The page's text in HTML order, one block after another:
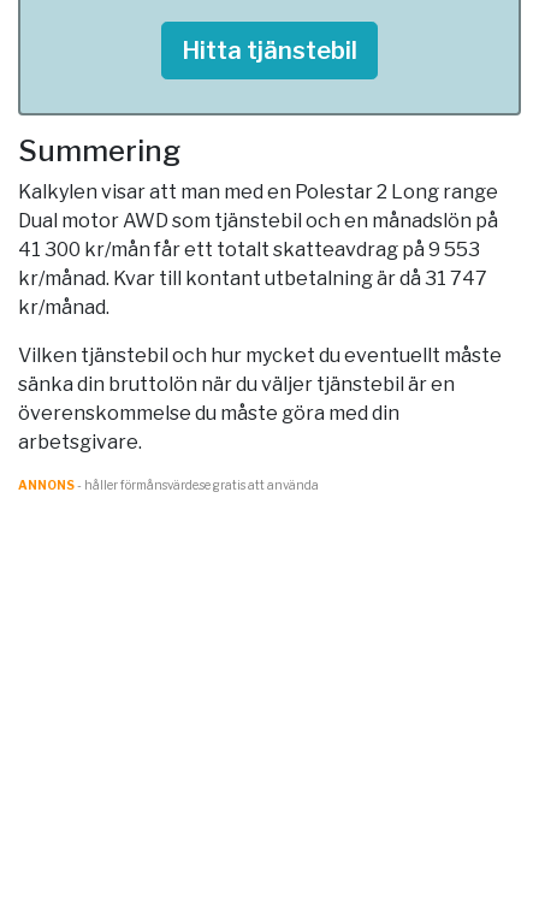
Hitta tjänstebil
Summering
Kalkylen visar att man med en Polestar 2 Long range
Dual motor AWD som tjänstebil och en månadslön på
41 300 kr/mån får ett totalt skatteavdrag på 9 553
kr/månad. Kvar till kontant utbetalning är då 31 747
kr/månad.
Vilken tjänstebil och hur mycket du eventuellt måste
sänka din bruttolön när du väljer tjänstebil är en
överenskommelse du måste göra med din
arbetsgivare.
ANNONS- håller förmånsvärde.se gratis att använda